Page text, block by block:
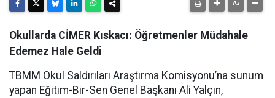
Okullarda CİMER Kıskacı: Öğretmenler Müdahale
Edemez Hale Geldi
TBMM Okul Saldırıları Araştırma Komisyonu’na sunum
yapan Eğitim-Bir-Sen Genel Başkanı Ali Yalçın,